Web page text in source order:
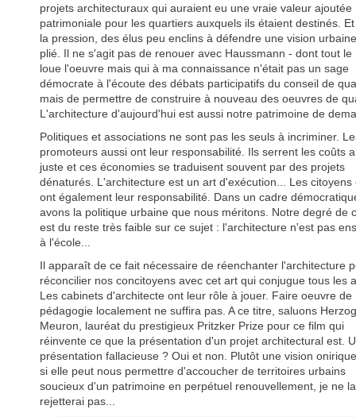
projets architecturaux qui auraient eu une vraie valeur ajoutée
patrimoniale pour les quartiers auxquels ils étaient destinés.
la pression, des élus peu enclins à défendre une vision
plié. Il ne s'agit pas de renouer avec Haussmann - dont tout le
loue l'oeuvre mais qui à ma connaissance n'était pas un sage
démocrate à l'écoute des débats participatifs du conseil de
mais de permettre de construire à nouveau des oeuvres de
L'architecture d'aujourd'hui est aussi notre patrimoine de
Politiques et associations ne sont pas les seuls à incriminer.
promoteurs aussi ont leur responsabilité. Ils serrent les coûts
juste et ces économies se traduisent souvent par des projets
dénaturés. L'architecture est un art d'exécution... Les citoyens
ont également leur responsabilité. Dans un cadre
avons la politique urbaine que nous méritons. Notre degré de
est du reste très faible sur ce sujet : l'architecture n'est pas
à l'école...
Il apparaît de ce fait nécessaire de réenchanter l'architecture
réconcilier nos concitoyens avec cet art qui conjugue tous les
Les cabinets d'architecte ont leur rôle à jouer. Faire oeuvre de
pédagogie localement ne suffira pas. A ce titre, saluons
Meuron, lauréat du prestigieux Pritzker Prize pour ce film qui
réinvente ce que la présentation d'un projet architectural est.
présentation fallacieuse ? Oui et non. Plutôt une vision
si elle peut nous permettre d'accoucher de territoires urbains
soucieux d'un patrimoine en perpétuel renouvellement, je ne la
rejetterai pas...